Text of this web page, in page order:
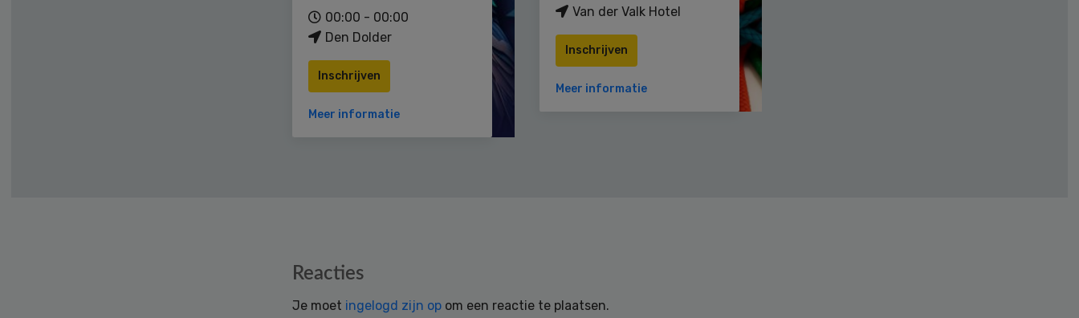
00:00 - 00:00
Den Dolder
Inschrijven
Meer informatie
Van der Valk Hotel
Inschrijven
Meer informatie
Reacties
Je moet ingelogd zijn op om een reactie te plaatsen.